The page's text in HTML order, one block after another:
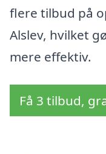
flere tilbud på
Alslev, hvilket
mere effektiv.
Få 3 tilbud,